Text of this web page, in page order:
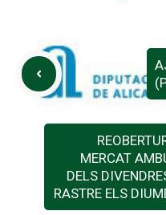
MERCAT
DELS
RASTRE ELS